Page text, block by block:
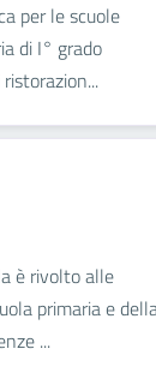
per le scuole
di I° grado
è rivolto alle
primaria e
...